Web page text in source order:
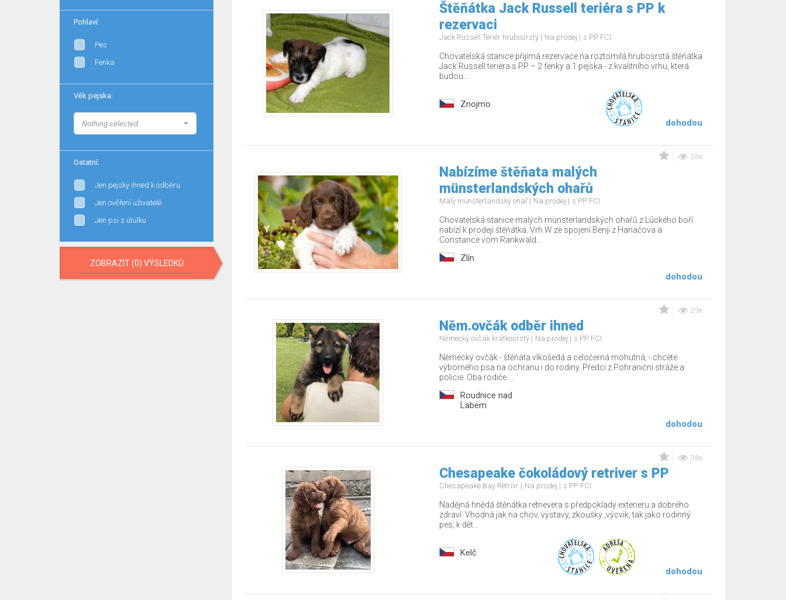
Pohlaví:
Pes
Fenka
Věk pejska:
Nothing selected
Ostatní:
Jen pejsky ihned k odběru
Jen ověření uživatelé
Jen psi z útulku
ZOBRAZIT (0) VÝSLEDKŮ
Štěňátka Jack Russell teriéra s PP k
rezervaci
Jack Russell Teriér hrubosrstý Na prodej s PP FCI
Chovatelská stanice přijímá rezervace na roztomilá hrubosrstá štěňátka
Jack Russell teriéra s PP – 2 fenky a 1 pejska - z kvalitního vrhu, která
budou...
Znojmo
dohodou
26x
Nabízíme štěňata malých
münsterlandských ohařů
Malý münsterlandský ohař Na prodej s PP FCI
Chovatelská stanice malých münsterlandských ohařů z Lúckého boří
nabízí k prodeji štěňátka. Vrh W ze spojení Benji z Hanačova a
Constance vom Rankwald...
Zlín
dohodou
29x
Něm.ovčák odběr ihned
Německý ovčák krátkosrstý Na prodej s PP FCI
Německý ovčák - štěňata vlkošedá a celočerná mohutná, - chcete
výborného psa na ochranu i do rodiny. Předci z Pohraniční stráže a
policie. Oba rodiče ...
Roudnice nad
Labem
dohodou
38x
Chesapeake čokoládový retriver s PP
Chesapeake Bay Retrívr Na prodej s PP FCI
Nadějná hnědá štěnátka retrievera s předpoklady exterieru a dobrého
zdraví. Vhodná jak na chov, výstavy, zkoušky ,výcvik, tak jako rodinný
pes, k dět...
Kelč
dohodou